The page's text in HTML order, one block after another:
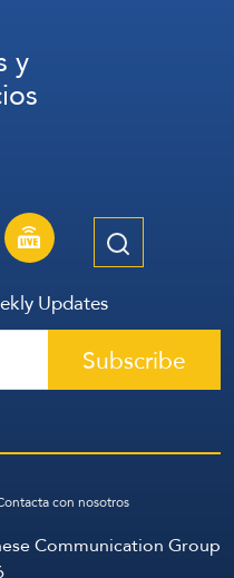
y
Updates
Subscribe
con nosotros
Communication Group